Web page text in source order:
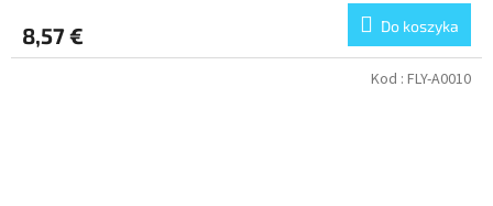
8,57 € Do koszyka
Kod : FLY-A0010